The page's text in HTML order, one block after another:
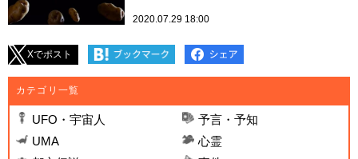
2020.07.29 18:00
Xでポスト
カテゴリ一覧
UFO・宇宙人
予言・予知
UMA
心霊